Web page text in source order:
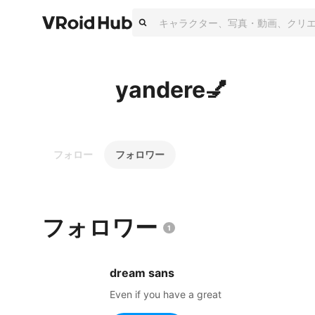
yandere💅
フォロー フォロワー
フォロワー 1
dream sans
Even if you have a great